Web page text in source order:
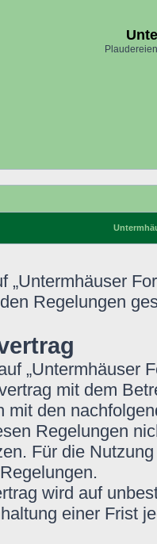
„Untermhäuser
Regelungen
„Untermhäuser
mit dem
mit den
Regelungen
Für die
wird auf
einer Frist